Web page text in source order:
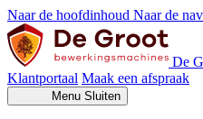
Naar de hoofdinhoud Naar de
De
Klantportaal Maak een afspraak
Menu Sluiten